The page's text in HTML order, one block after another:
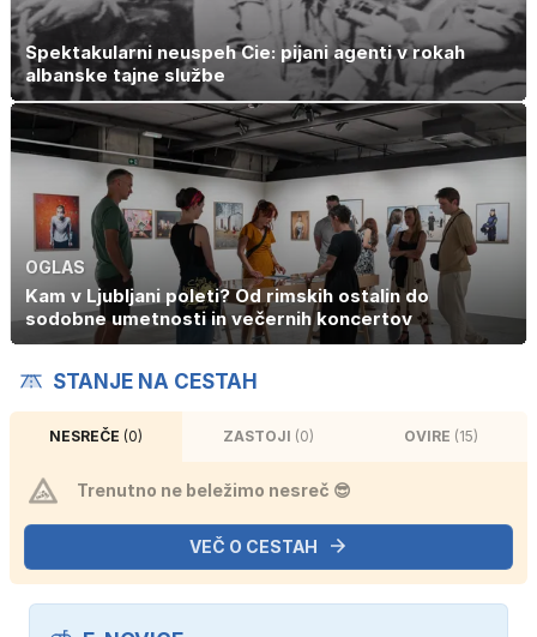
Spektakularni neuspeh Cie: pijani agenti v rokah
albanske tajne službe
OGLAS
Kam v Ljubljani poleti? Od rimskih ostalin do
sodobne umetnosti in večernih koncertov
STANJE NA CESTAH
NESREČE (0) ZASTOJI (0) OVIRE (15)
Trenutno ne beležimo nesreč 😎
VEČ O CESTAH